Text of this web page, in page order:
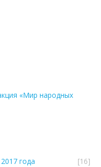
«Мир народных
года
[16]